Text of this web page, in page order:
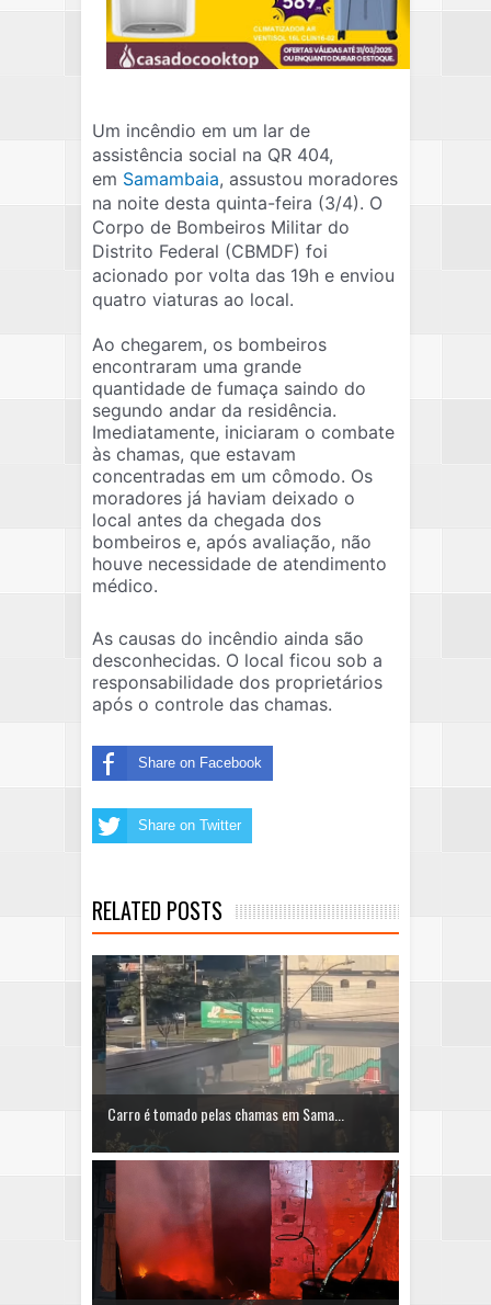
Um incêndio em um lar de
assistência social na QR 404,
em Samambaia, assustou moradores
na noite desta quinta-feira (3/4). O
Corpo de Bombeiros Militar do
Distrito Federal (CBMDF) foi
acionado por volta das 19h e enviou
quatro viaturas ao local.
Ao chegarem, os bombeiros
encontraram uma grande
quantidade de fumaça saindo do
segundo andar da residência.
Imediatamente, iniciaram o combate
às chamas, que estavam
concentradas em um cômodo. Os
moradores já haviam deixado o
local antes da chegada dos
bombeiros e, após avaliação, não
houve necessidade de atendimento
médico.
As causas do incêndio ainda são
desconhecidas. O local ficou sob a
responsabilidade dos proprietários
após o controle das chamas.
Share on Facebook
Share on Twitter
RELATED POSTS
Carro é tomado pelas chamas em Sama...